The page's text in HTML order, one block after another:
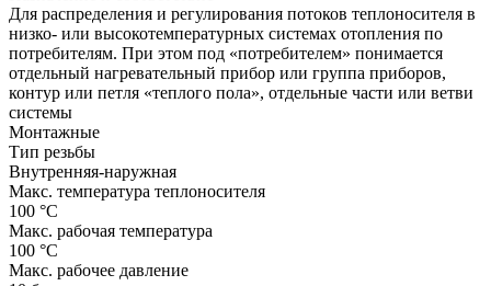
Для распределения и регулирования потоков теплоносителя в
низко- или высокотемпературных системах отопления по
потребителям. При этом под «потребителем» понимается
отдельный нагревательный прибор или группа приборов,
контур или петля «теплого пола», отдельные части или ветви
системы
Монтажные
Тип резьбы
Внутренняя-наружная
Макс. температура теплоносителя
100 °С
Макс. рабочая температура
100 °С
Макс. рабочее давление